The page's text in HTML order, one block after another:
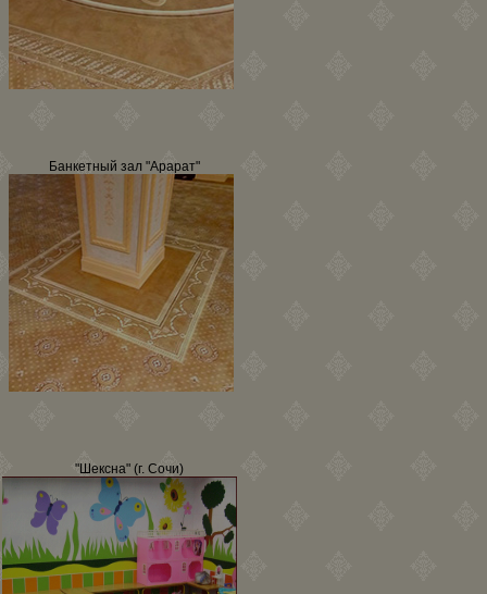
Банкетный зал "Арарат"
"Шексна" (г. Сочи)